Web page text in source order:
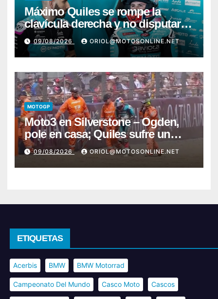
Máximo Quiles se rompe la
clavícula derecha y no disputará
la carrera de Silverstone
09/08/2026 ORIOL@MOTOSONLINE.NET
MOTOGP
Moto3 en Silverstone – Ogden,
pole en casa; Quiles sufre un
fuerte y preocupante accidente
09/08/2026 ORIOL@MOTOSONLINE.NET
ETIQUETAS
Acerbis BMW BMW Motorrad
Campeonato Del Mundo Casco Moto Cascos